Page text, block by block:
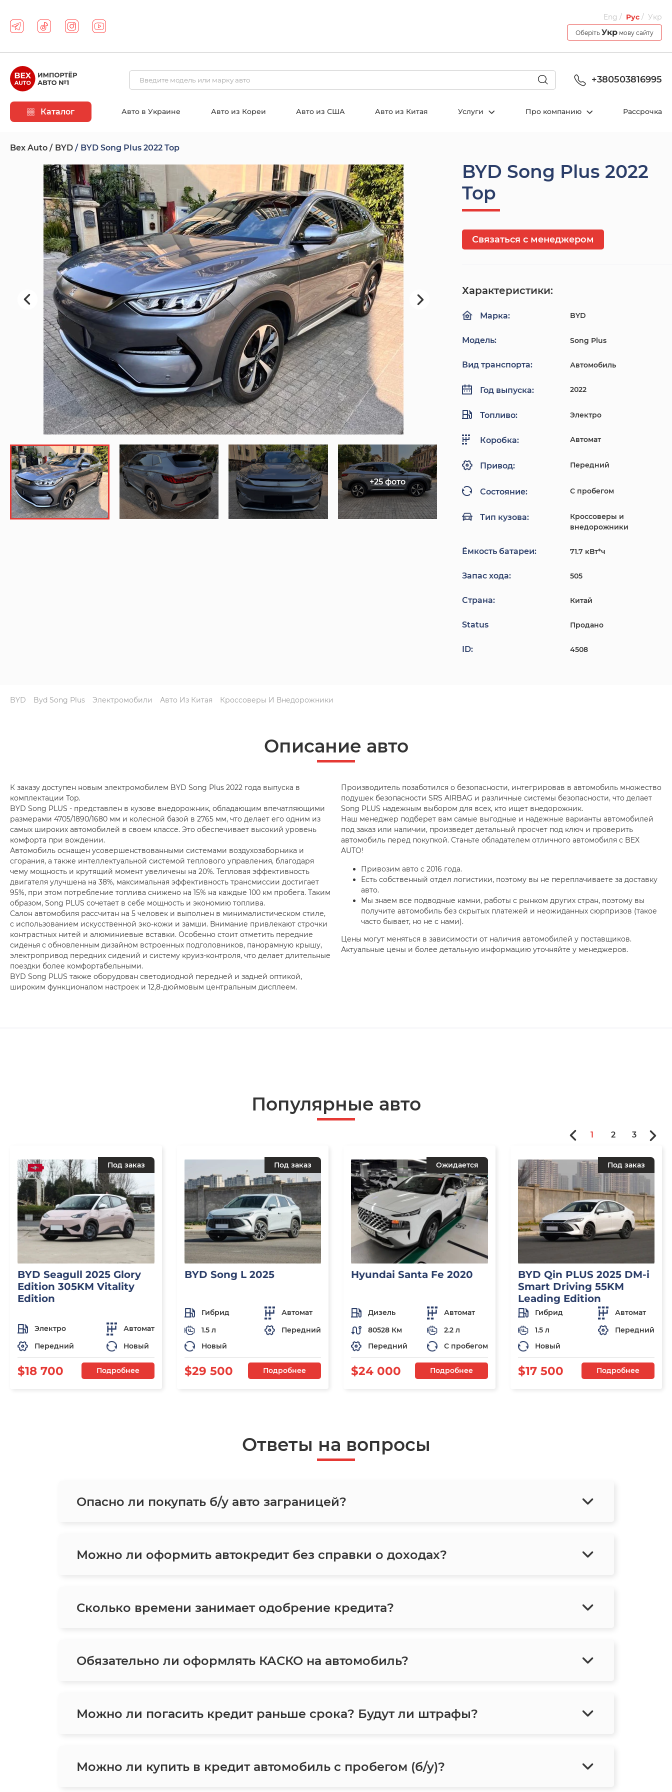
Eng Рус Укр
Оберіть Укр мову сайту
+380503816995
Каталог Авто в Украине Авто из Кореи Авто из США Авто из Китая Услуги Про компанию Рассрочка
Bex Auto BYD BYD Song Plus 2022 Top
BYD Song Plus 2022
Top
+25 фото
Связаться с менеджером
Характеристики:
Марка: BYD
Модель: Song Plus
Вид транспорта: Автомобиль
Год выпуска: 2022
Топливо: Электро
Коробка: Автомат
Привод: Передний
Состояние: С пробегом
Тип кузова:
Кроссоверы и
внедорожники
Ёмкость батареи: 71.7 кВт*ч
Запас хода: 505
Страна: Китай
Status Продано
ID: 4508
BYD Byd Song Plus Электромобили Авто Из Китая Кроссоверы И Внедорожники
Описание авто
К заказу доступен новым электромобилем BYD Song Plus 2022 года выпуска в
комплектации Top.
BYD Song PLUS - представлен в кузове внедорожник, обладающим впечатляющими
размерами 4705/1890/1680 мм и колесной базой в 2765 мм, что делает его одним из
самых широких автомобилей в своем классе. Это обеспечивает высокий уровень
комфорта при вождении.
Автомобиль оснащен усовершенствованными системами воздухозаборника и
сгорания, а также интеллектуальной системой теплового управления, благодаря
чему мощность и крутящий момент увеличены на 20%. Тепловая эффективность
двигателя улучшена на 38%, максимальная эффективность трансмиссии достигает
95%, при этом потребление топлива снижено на 15% на каждые 100 км пробега. Таким
образом, Song PLUS сочетает в себе мощность и экономию топлива.
Салон автомобиля рассчитан на 5 человек и выполнен в минималистическом стиле,
с использованием искусственной эко-кожи и замши. Внимание привлекают строчки
контрастных нитей и алюминиевые вставки. Особенно стоит отметить передние
сиденья с обновленным дизайном встроенных подголовников, панорамную крышу,
электропривод передних сидений и систему круиз-контроля, что делает длительные
поездки более комфортабельными.
BYD Song PLUS также оборудован светодиодной передней и задней оптикой,
широким функционалом настроек и 12,8-дюймовым центральным дисплеем.
Производитель позаботился о безопасности, интегрировав в автомобиль множество
подушек безопасности SRS AIRBAG и различные системы безопасности, что делает
Song PLUS надежным выбором для всех, кто ищет внедорожник.
Наш менеджер подберет вам самые выгодные и надежные варианты автомобилей
под заказ или наличии, произведет детальный просчет под ключ и проверить
автомобиль перед покупкой. Станьте обладателем отличного автомобиля с BEX
AUTO!
Привозим авто с 2016 года.
Есть собственный отдел логистики, поэтому вы не переплачиваете за доставку
авто.
Мы знаем все подводные камни, работы с рынком других стран, поэтому вы
получите автомобиль без скрытых платежей и неожиданных сюрпризов (такое
часто бывает, но не с нами).
Цены могут меняться в зависимости от наличия автомобилей у поставщиков.
Актуальные цены и более детальную информацию уточняйте у менеджеров.
Популярные авто
Под заказ
BYD Seagull 2025 Glory
Edition 305KM Vitality
Edition
Электро
Автомат
Передний
Новый
$18 700 Подробнее
Под заказ
BYD Song L 2025
Гибрид
Автомат
1.5 л
Передний
Новый
$29 500 Подробнее
Ожидается
Hyundai Santa Fe 2020
Дизель
Автомат
80528 Км
2.2 л
Передний
С пробегом
$24 000 Подробнее
Под заказ
BYD Qin PLUS 2025 DM-i
Smart Driving 55KM
Leading Edition
Гибрид
Автомат
1.5 л
Передний
Новый
$17 500 Подробнее
1 2 3
Ответы на вопросы
Опасно ли покупать б/у авто заграницей?
Можно ли оформить автокредит без справки о доходах?
Сколько времени занимает одобрение кредита?
Обязательно ли оформлять КАСКО на автомобиль?
Можно ли погасить кредит раньше срока? Будут ли штрафы?
Можно ли купить в кредит автомобиль с пробегом (б/у)?